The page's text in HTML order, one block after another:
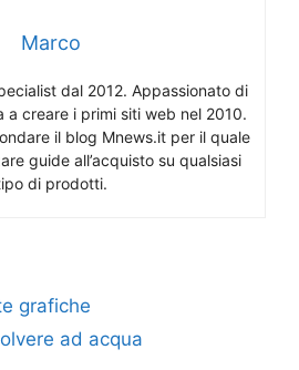
Marco
dal 2012. Appassionato di
a creare i primi siti web nel 2010.
il blog Mnews.it per il quale
guide all’acquisto su qualsiasi
di prodotti.
grafiche
ad acqua